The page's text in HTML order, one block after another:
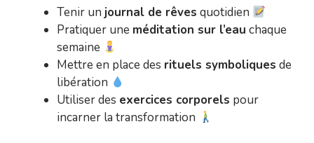
Tenir un journal de rêves quotidien
Pratiquer une méditation sur l’eau chaque
semaine
Mettre en place des rituels symboliques de
libération
Utiliser des exercices corporels pour
incarner la transformation